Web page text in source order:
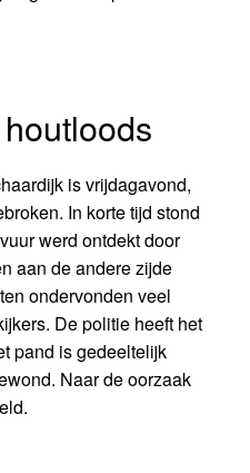
is vrijdagavond,
In korte tijd stond
werd ontdekt door
aan de andere zijde
ondervonden veel
De politie heeft het
pand is gedeeltelijk
Naar de oorzaak